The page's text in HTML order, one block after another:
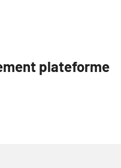
plateforme